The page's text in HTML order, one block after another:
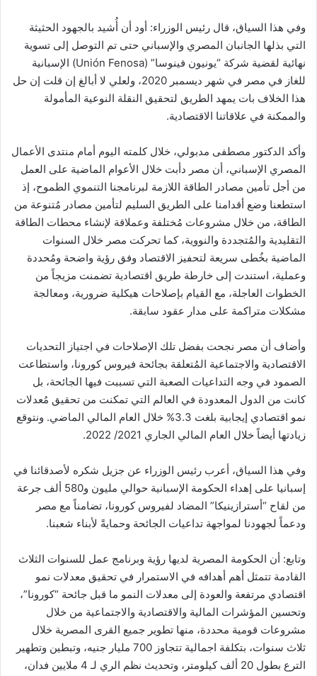
وفي هذا السياق، قال رئيس الوزراء: أود أن أُشيد بالجهود الحثيثة
التي بذلها الجانبان المصري والإسباني حتى تم التوصل إلى تسوية
نهائية لقضية شركة “يونيون فينوسا” (Unión Fenosa) الإسبانية
للغاز في مصر في شهر ديسمبر 2020، ولعلي لا أبالغ إن قلت إن حل
هذا الخلاف بات يمهد الطريق لتحقيق النقلة النوعية المأمولة
والممكنة في علاقاتنا الاقتصادية.
وأكد الدكتور مصطفى مدبولي، خلال كلمته اليوم أمام منتدى الأعمال
المصري الإسباني، أن مصر دأبت خلال الأعوام الماضية على العمل
من أجل تأمين مصادر الطاقة اللازمة لبرنامجنا التنموي الطموح، إذ
استطعنا وضع أقدامنا على الطريق السليم لتأمين مصادر مُتنوعة من
الطاقة، من خلال مشروعات مُختلفة وعملاقة لإنشاء محطات الطاقة
التقليدية والمُتجددة والنووية، كما تحركت مصر خلال السنوات
الماضية بخُطى سريعة لتحفيز الاقتصاد وفق رؤية واضحة ومُحددة
وعملية، استندت إلى خارطة طريق اقتصادية تضمنت مزيجاً من
الخطوات العاجلة، مع القيام بإصلاحات هيكلية ضرورية، ومعالجة
مشكلات متراكمة على مدار عقود سابقة.
وأضاف أن مصر نجحت بفضل تلك الإصلاحات في اجتياز التحديات
الاقتصادية والاجتماعية المُتعلقة بجائحة فيروس كورونا، واستطاعت
الصمود في وجه التداعيات الصعبة التي تسببت فيها الجائحة، بل
كانت من الدول المعدودة في العالم التي تمكنت من تحقيق مُعدلات
نمو اقتصادي إيجابية بلغت 3.3% خلال العام المالي الماضي. ونتوقع
زيادتها أيضاً خلال العام المالي الجاري 2021/ 2022.
وفي هذا السياق، أعرب رئيس الوزراء عن جزيل شكره لأصدقائنا في
إسبانيا على إهداء الحكومة الإسبانية حوالي مليون و580 ألف جرعة
من لقاح “أسترازينيكا” المضاد لفيروس كورونا، تضامناً مع مصر
ودعماً لجهودنا لمواجهة تداعيات الجائحة وحمايةً لأبناء شعبنا.
وتابع: أن الحكومة المصرية لديها رؤية وبرنامج عمل للسنوات الثلاث
القادمة تتمثل أهم أهدافه في الاستمرار في تحقيق معدلات نمو
اقتصادي مرتفعة والعودة إلى معدلات النمو ما قبل جائحة “كورونا”،
وتحسين المؤشرات المالية والاقتصادية والاجتماعية من خلال
مشروعات قومية محددة، منها تطوير جميع القرى المصرية خلال
ثلاث سنوات، بتكلفة اجمالية تتجاوز 700 مليار جنيه، وتبطين وتطهير
الترع بطول 20 ألف كيلومتر، وتحديث نظم الري لـ 4 ملايين فدان،